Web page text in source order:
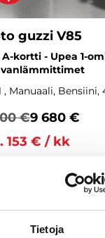
Tietoja
guzzi V85
A-kortti - Upea 1-
, Manuaali, Bensiini,
€9 680 €
153 € / kk
KATSO TIEDOT